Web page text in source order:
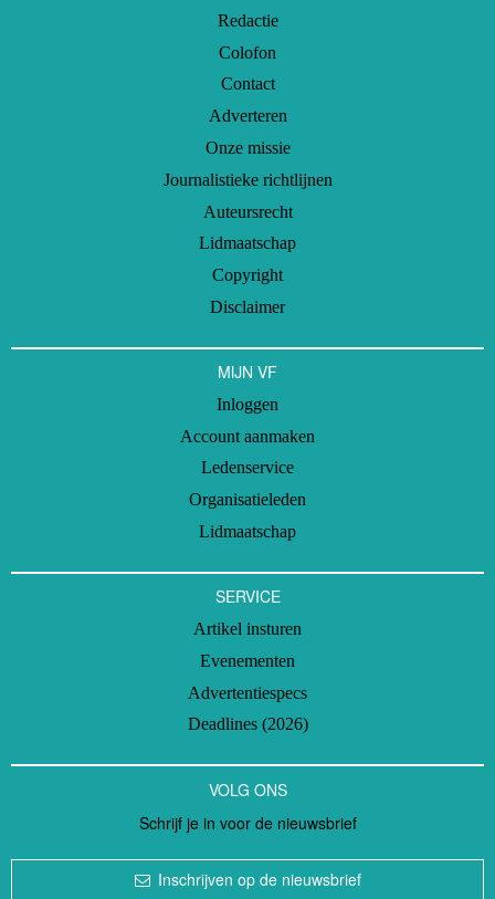
Redactie
Colofon
Contact
Adverteren
Onze missie
Journalistieke richtlijnen
Auteursrecht
Lidmaatschap
Copyright
Disclaimer
MIJN VF
Inloggen
Account aanmaken
Ledenservice
Organisatieleden
Lidmaatschap
SERVICE
Artikel insturen
Evenementen
Advertentiespecs
Deadlines (2026)
VOLG ONS
Schrijf je in voor de nieuwsbrief
Inschrijven op de nieuwsbrief